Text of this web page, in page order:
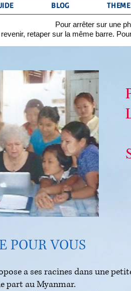
BLOG
Pour arrêter sur une
retaper sur la même barre.
POUR VOUS
a ses racines dans une
part au Myanmar.